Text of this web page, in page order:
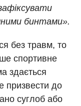
бинтами».
без травм, то
спортивне
здається
призвести до
суглоб або